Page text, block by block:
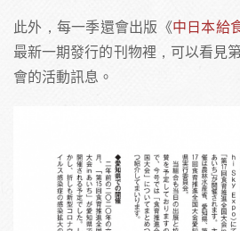
此外，每一季還會出版《中日本給
最新一期發行的刊物裡，可以看見
會的活動訊息。